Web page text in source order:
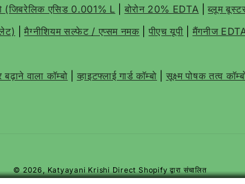
(जिबरेलिक एसिड 0.001% L बोरोन 20% EDTA |ब्लूम
|मैग्नीशियम सल्फेट / एप्सम नमक पीएच यूपी
मैंगनीज
वाला कॉम्बो व्हाइटफ्लाई गार्ड कॉम्बो सूक्ष्म पोषक तत्व
© 2026, Katyayani Krishi Direct Shopify द्वारा संचालित